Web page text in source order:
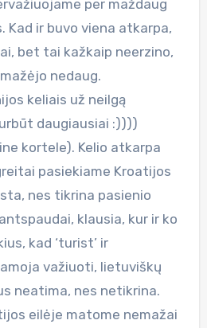
per maždaug
Kad ir buvo viena atkarpa,
bet tai kažkaip neerzino,
nedaug.
keliais už neilgą
daugiausiai :))))
kortele). Kelio atkarpa
pasiekiame Kroatijos
nes tikrina pasienio
klausia, kur ir ko
kad ‘turist’ ir
važiuoti, lietuviškų
neatima, nes netikrina.
eilėje matome nemažai